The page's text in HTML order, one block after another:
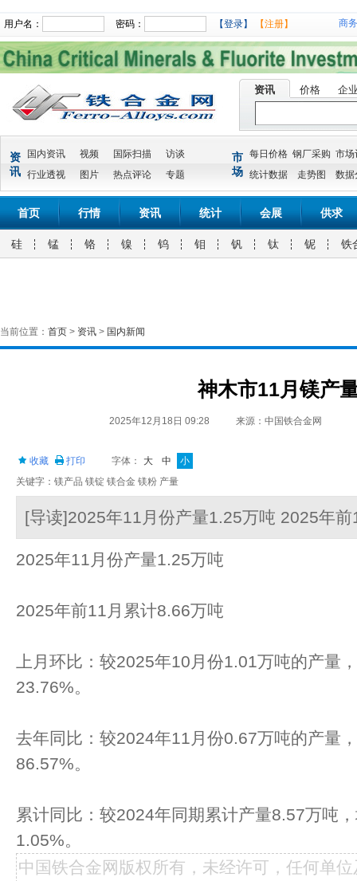
用户名： 密码： 【登录】 【注册】 商
资讯 价格 企
资
讯
国内资讯 视频 国际扫描
访谈
行业透视
图片 热点评论 专题
市
场
每日价格 钢厂采购 市场
统计数据
走势图 数据
首页 行情 资讯 统计 会展 供求
硅 锰 铬 镍 钨 钼 钒 钛 铌 铁
当前位置： 首页 > 资讯 > 国内新闻
神木市11月镁产
2025年12月18日 09:28 来源：中国铁合金网
收藏 打印 字体： 大 中
小
关键字：镁产品 镁锭 镁合金 镁粉 产量
[导读]2025年11月份产量1.25万吨 2025年
2025年11月份产量1.25万吨
2025年前11月累计8.66万吨
上月环比：较2025年10月份1.01万吨的产量
23.76%。
去年同比：较2024年11月份0.67万吨的产量
86.57%。
累计同比：较2024年同期累计产量8.57万吨
1.05%。
中国铁合金网版权所有，未经许可，任何单